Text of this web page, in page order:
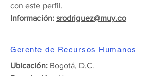
con este perfil.
Información: srodriguez@muy.co
Gerente de Recursos Humanos
Ubicación: Bogotá, D.C.